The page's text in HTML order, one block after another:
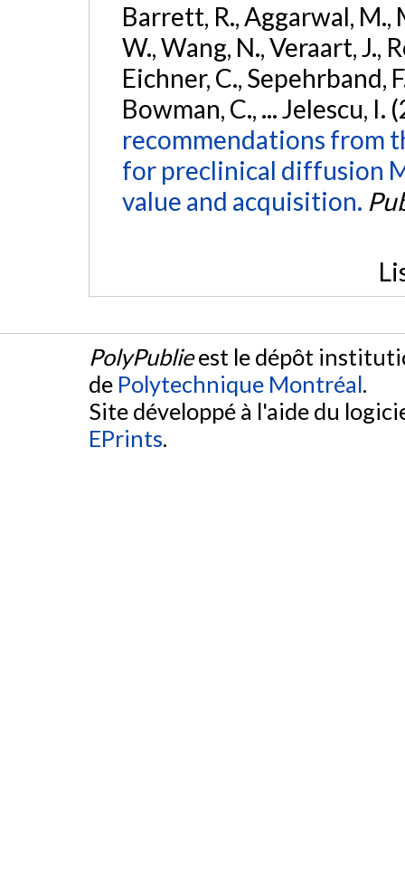
Barrett, R., Aggarwal, M.,
W., Wang, N., Veraart, J.,
Eichner, C., Sepehrband,
Bowman, C., ... Jelescu, I.
recommendations from
for preclinical diffusion
value and acquisition.
PolyPublieest le dépôt
de Polytechnique Montréal.
Site développé à l'aide du
EPrints.